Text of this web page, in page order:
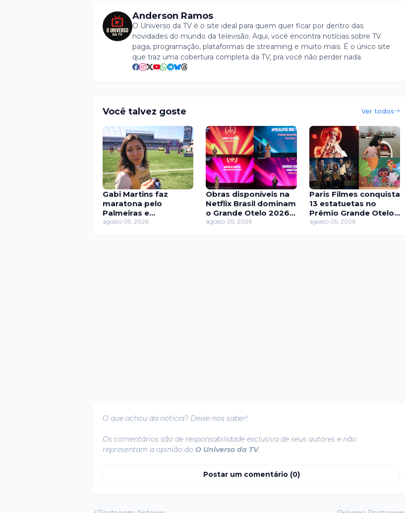
Anderson Ramos
O Universo da TV é o site ideal para quem quer ficar por dentro das
novidades do mundo da televisão. Aqui, você encontra notícias sobre TV
paga, programação, plataformas de streaming e muito mais. É o único site
que traz uma cobertura completa da TV, pra você não perder nada.
Você talvez goste Ver todos
Gabi Martins faz
maratona pelo
Palmeiras e
acompanha vitórias
agosto 05, 2026
Obras disponíveis na
Netflix Brasil dominam
o Grande Otelo 2026 e
levam 17 estatuetas
agosto 05, 2026
Paris Filmes conquista
13 estatuetas no
Prêmio Grande Otelo
2026
agosto 05, 2026
O que achou da notícia? Deixe-nos saber!
Os comentários são de responsabilidade exclusiva de seus autores e não
representam a opinião do O Universo da TV.
Postar um comentário (0)